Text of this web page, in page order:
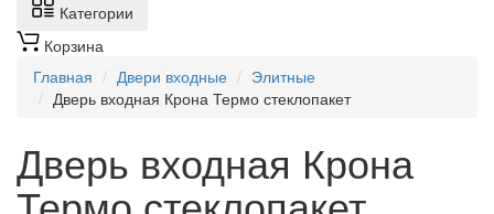
Категории
Корзина
Главная
Двери входные
Элитные
Дверь входная Крона Термо стеклопакет
Дверь входная Крона